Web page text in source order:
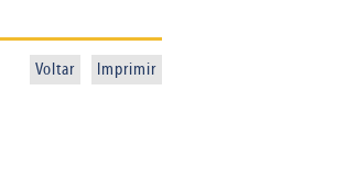
Imprimir
Voltar